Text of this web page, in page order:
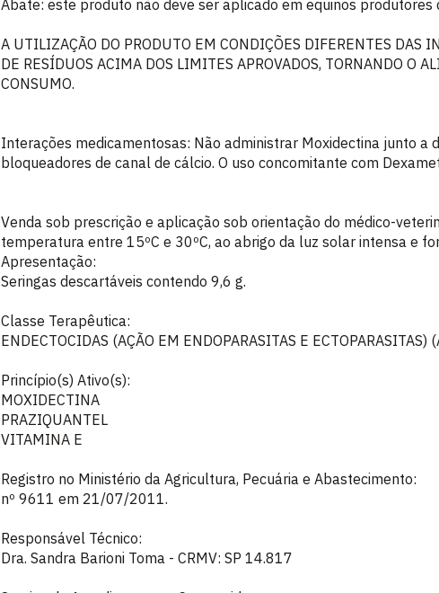
Abate: este produto não deve ser aplicado em equinos produtores
A UTILIZAÇÃO DO PRODUTO EM CONDIÇÕES DIFERENTES DAS
DE RESÍDUOS ACIMA DOS LIMITES APROVADOS, TORNANDO O
CONSUMO.
Interações medicamentosas: Não administrar Moxidectina junto a
bloqueadores de canal de cálcio. O uso concomitante com
Venda sob prescrição e aplicação sob orientação do médico-
temperatura entre 15ºC e 30ºC, ao abrigo da luz solar intensa e
Apresentação:
Seringas descartáveis contendo 9,6 g.
Classe Terapêutica:
ENDECTOCIDAS (AÇÃO EM ENDOPARASITAS E ECTOPARASITAS)
Princípio(s) Ativo(s):
MOXIDECTINA
PRAZIQUANTEL
VITAMINA E
Registro no Ministério da Agricultura, Pecuária e Abastecimento:
nº 9611 em 21/07/2011.
Responsável Técnico:
Dra. Sandra Barioni Toma - CRMV: SP 14.817